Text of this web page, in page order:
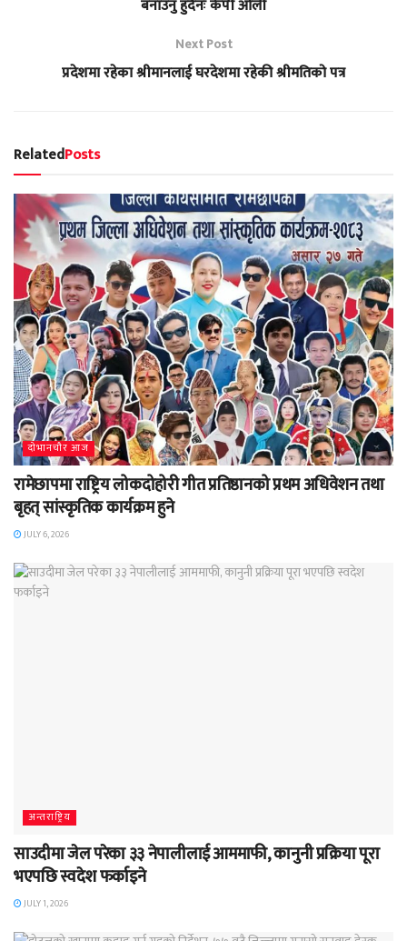
बनाउनु हुँदैनः केपी ओली
Next Post
प्रदेशमा रहेका श्रीमानलाई घरदेशमा रहेकी श्रीमतिको पत्र
RelatedPosts
दाेभानचाैर आज
रामेछापमा राष्ट्रिय लोकदोहोरी गीत प्रतिष्ठानको प्रथम अधिवेशन तथा
बृहत् सांस्कृतिक कार्यक्रम हुने
JULY 6, 2026
अन्तराष्ट्रिय
साउदीमा जेल परेका ३३ नेपालीलाई आममाफी, कानुनी प्रक्रिया पूरा
भएपछि स्वदेश फर्काइने
JULY 1, 2026